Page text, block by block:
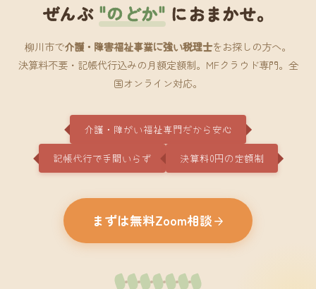
ぜんぶ "のどか" におまかせ。
柳川市で介護・障害福祉事業に強い税理士をお探しの方へ。
決算料不要・記帳代行込みの月額定額制。MFクラウド専門。全
国オンライン対応。
介護・障がい福祉専門だから安心
記帳代行で手間いらず 決算料0円の定額制
まずは無料Zoom相談